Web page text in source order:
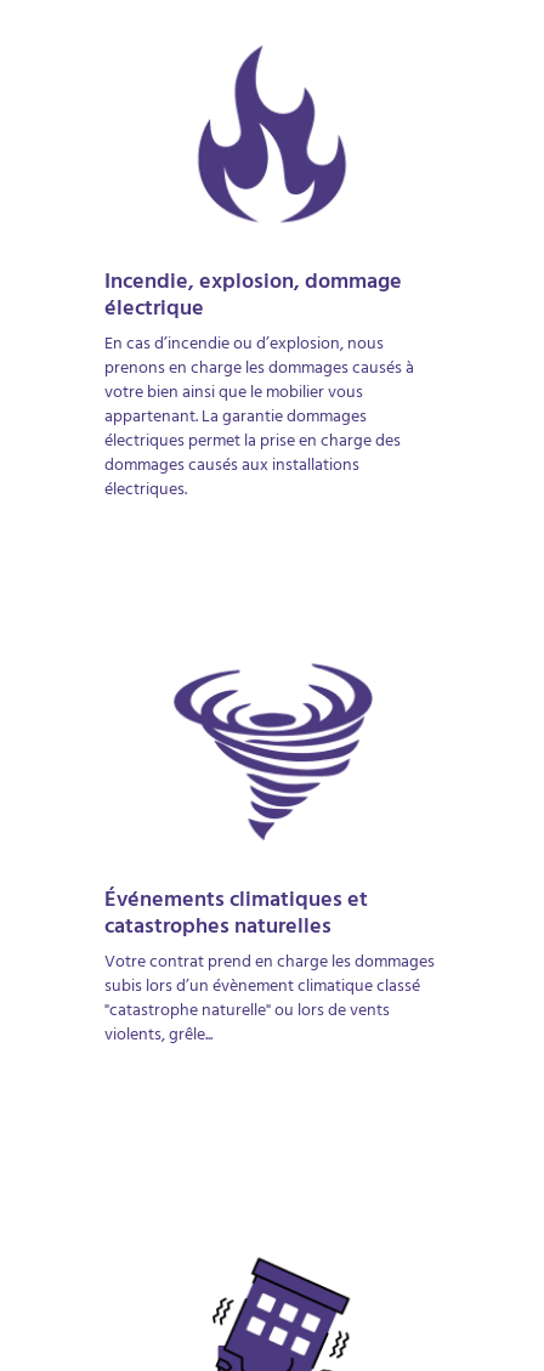
Incendie, explosion, dommage
électrique
En cas d’incendie ou d’explosion, nous
prenons en charge les dommages causés à
votre bien ainsi que le mobilier vous
appartenant. La garantie dommages
électriques permet la prise en charge des
dommages causés aux installations
électriques.
Événements climatiques et
catastrophes naturelles
Votre contrat prend en charge les dommages
subis lors d’un évènement climatique classé
"catastrophe naturelle" ou lors de vents
violents, grêle...